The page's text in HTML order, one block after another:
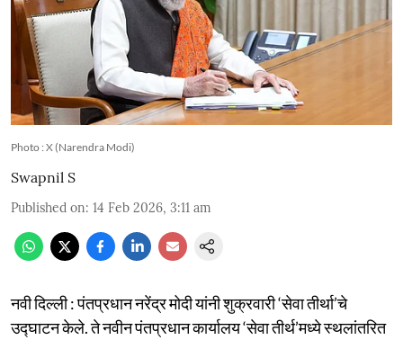
Photo : X (Narendra Modi)
Swapnil S
Published on: 14 Feb 2026, 3:11 am
नवी दिल्ली : पंतप्रधान नरेंद्र मोदी यांनी शुक्रवारी ‘सेवा तीर्था’चे
उद्घाटन केले. ते नवीन पंतप्रधान कार्यालय ‘सेवा तीर्थ’मध्ये स्थलांतरित